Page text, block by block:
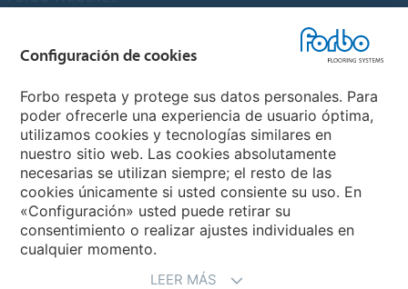
Forbo Flooring Systems
Forbo Movement Systems
Selecciona un país
Configuración de cookies
Forbo respeta y protege sus datos personales. Para
poder ofrecerle una experiencia de usuario óptima,
utilizamos cookies y tecnologías similares en
nuestro sitio web. Las cookies absolutamente
necesarias se utilizan siempre; el resto de las
cookies únicamente si usted consiente su uso. En
«Configuración» usted puede retirar su
consentimiento o realizar ajustes individuales en
cualquier momento.
LEER MÁS